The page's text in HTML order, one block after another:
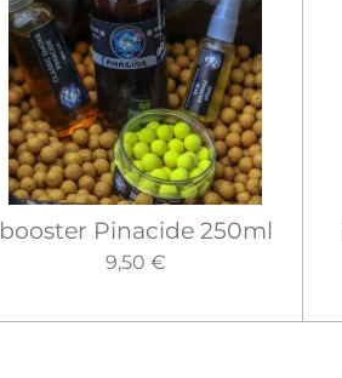
booster Pinacide 250ml
9,50 €